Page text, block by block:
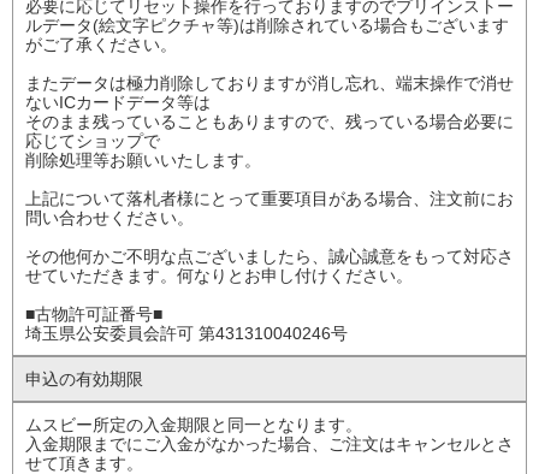
必要に応じてリセット操作を行っておりますのでプリインストー
ルデータ(絵文字ピクチャ等)は削除されている場合もございます
がご了承ください。
またデータは極力削除しておりますが消し忘れ、端末操作で消せ
ないICカードデータ等は
そのまま残っていることもありますので、残っている場合必要に
応じてショップで
削除処理等お願いいたします。
上記について落札者様にとって重要項目がある場合、注文前にお
問い合わせください。
その他何かご不明な点ございましたら、誠心誠意をもって対応さ
せていただきます。何なりとお申し付けください。
■古物許可証番号■
埼玉県公安委員会許可 第431310040246号
申込の有効期限
ムスビー所定の入金期限と同一となります。
入金期限までにご入金がなかった場合、ご注文はキャンセルとさ
せて頂きます。